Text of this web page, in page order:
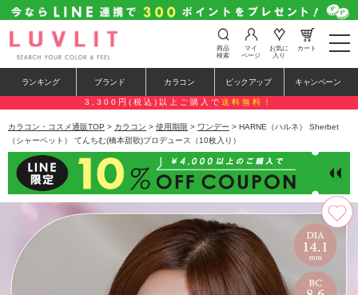
t
o
e
n
a
i
o
n
商品
検索
マイ
ページ
お気に
入り
カート
ランキング ブランド カラコン ピックアップ キャンペーン
3,300円(税込)以上ご購入で 送料無料！
カラコン・コスメ通販TOP > カラコン > 使用期限 > ワンデー > HARNE（ハルネ） Sherbet
（シャーベット） てんちむ(橋本甜歌)プロデュース（10枚入り）